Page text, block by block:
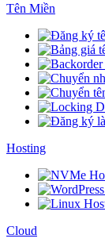
Tên Miền
Hosting
Cloud